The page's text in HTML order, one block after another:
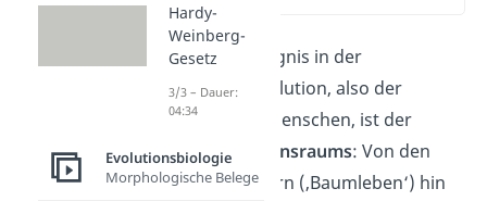
Ein wichtiges Ereignis in der
menschlichen Evolution, also der
Entstehung des Menschen, ist der
Wechsel des Lebensraums: Von den
tropischen Wäldern (‚Baumleben‘) hin
Hardy-
Weinberg-
Gesetz
3/3 – Dauer:
04:34
Evolutionsbiologie
Morphologische Belege